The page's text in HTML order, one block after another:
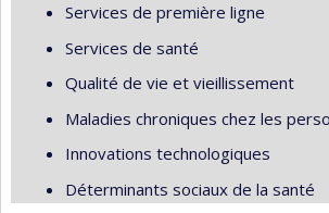
Services de première ligne
Services de santé
Qualité de vie et vieillissement
Maladies chroniques chez les
Innovations technologiques
Déterminants sociaux de la santé